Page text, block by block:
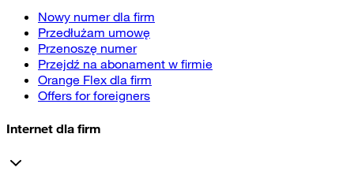
Nowy numer dla firm
Przedłużam umowę
Przenoszę numer
Przejdź na abonament w firmie
Orange Flex dla firm
Offers for foreigners
Internet dla firm